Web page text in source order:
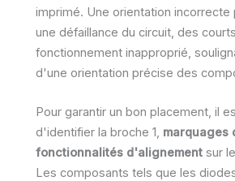
imprimé. Une orientation incorrecte
une défaillance du circuit, des
fonctionnement inapproprié,
d'une orientation précise des
Pour garantir un bon placement, il
d'identifier la broche 1, marquages
fonctionnalités d'alignement sur
Les composants tels que les